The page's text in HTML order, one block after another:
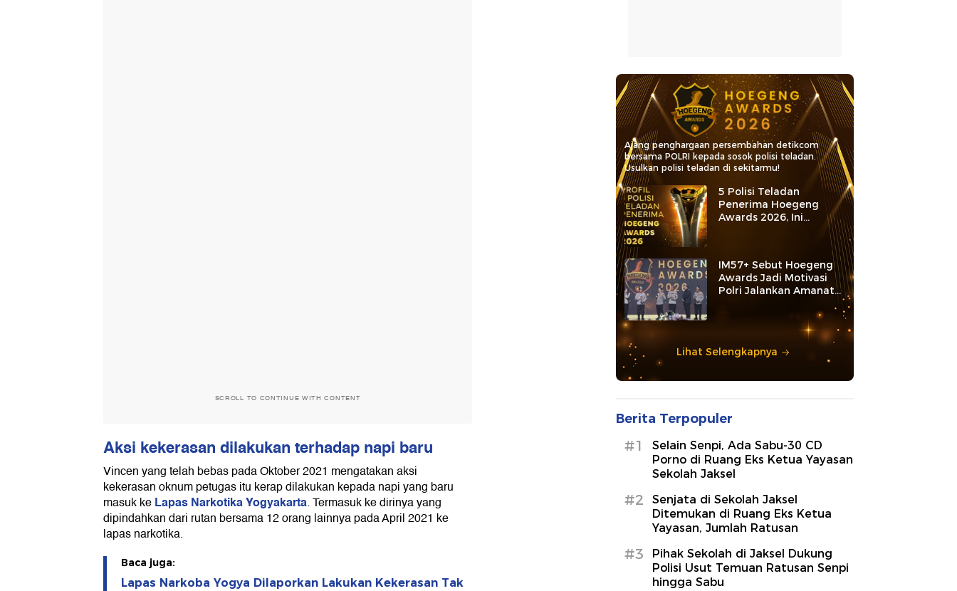
SCROLL TO CONTINUE WITH CONTENT
Aksi kekerasan dilakukan terhadap napi baru
Vincen yang telah bebas pada Oktober 2021 mengatakan aksi
kekerasan oknum petugas itu kerap dilakukan kepada napi yang baru
masuk keLapas Narkotika Yogyakarta. Termasuk ke dirinya yang
dipindahkan dari rutan bersama 12 orang lainnya pada April 2021 ke
lapas narkotika.
Baca juga:
Lapas Narkoba Yogya Dilaporkan Lakukan Kekerasan Tak
Ajang penghargaan persembahan detikcom
bersama POLRI kepada sosok polisi teladan.
Usulkan polisi teladan di sekitarmu!
5 Polisi Teladan
Penerima Hoegeng
Awards 2026, Ini
Kategori dan Kiprahnya
IM57+ Sebut Hoegeng
Awards Jadi Motivasi
Polri Jalankan Amanat
Lihat Selengkapnya
Berita Terpopuler
#1
Selain Senpi, Ada Sabu-30 CD
Porno di Ruang Eks Ketua Yayasan
Sekolah Jaksel
#2
Senjata di Sekolah Jaksel
Ditemukan di Ruang Eks Ketua
Yayasan, Jumlah Ratusan
#3
Pihak Sekolah di Jaksel Dukung
Polisi Usut Temuan Ratusan Senpi
hingga Sabu